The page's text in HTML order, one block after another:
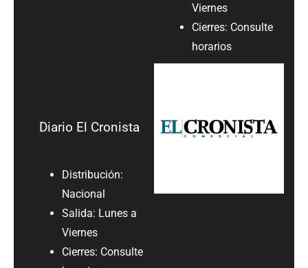
Viernes
Cierres: Consulte
horarios
Diario El Cronista
Distribución:
Nacional
Salida: Lunes a
Viernes
Cierres: Consulte